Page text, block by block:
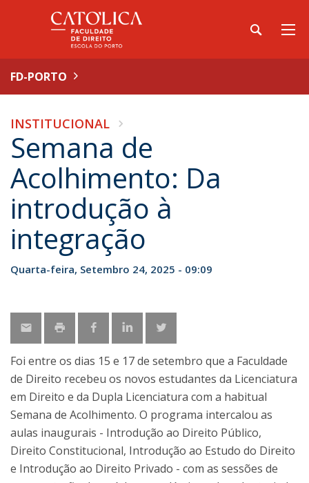
FD-PORTO
INSTITUCIONAL
Semana de
Acolhimento: Da
introdução à
integração
Quarta-feira, Setembro 24, 2025 - 09:09
Foi entre os dias 15 e 17 de setembro que a Faculdade
de Direito recebeu os novos estudantes da Licenciatura
em Direito e da Dupla Licenciatura com a habitual
Semana de Acolhimento. O programa intercalou as
aulas inaugurais - Introdução ao Direito Público,
Direito Constitucional, Introdução ao Estudo do Direito
e Introdução ao Direito Privado - com as sessões de